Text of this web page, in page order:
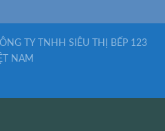
TY TNHH SIÊU THỊ BẾP 123
NAM